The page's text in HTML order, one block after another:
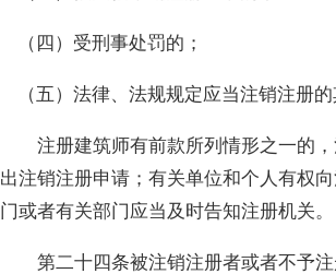
（四）受刑事处罚的；
（五）法律、法规规定应当注销注册
注册建筑师有前款所列情形之一的，
出注销注册申请；有关单位和个人有权
门或者有关部门应当及时告知注册机关。
第二十四条被注销注册者或者不予注